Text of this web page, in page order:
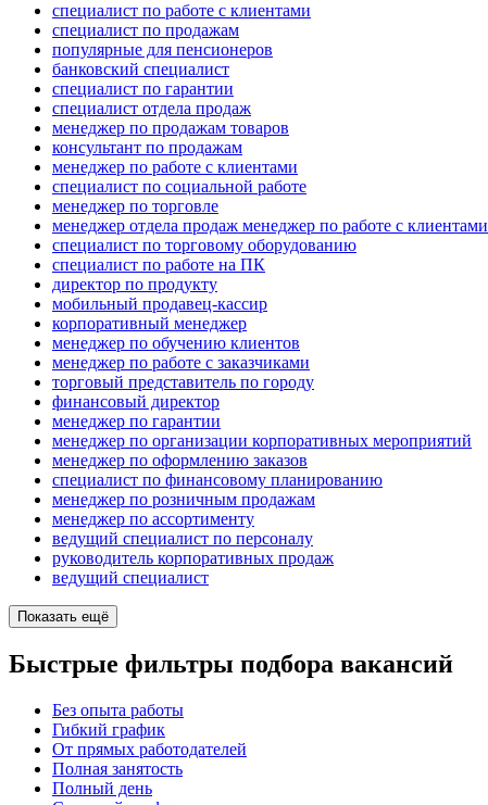
специалист по работе с клиентами
специалист по продажам
популярные для пенсионеров
банковский специалист
специалист по гарантии
специалист отдела продаж
менеджер по продажам товаров
консультант по продажам
менеджер по работе с клиентами
специалист по социальной работе
менеджер по торговле
менеджер отдела продаж менеджер по работе с клиентами
специалист по торговому оборудованию
специалист по работе на ПК
директор по продукту
мобильный продавец-кассир
корпоративный менеджер
менеджер по обучению клиентов
менеджер по работе с заказчиками
торговый представитель по городу
финансовый директор
менеджер по гарантии
менеджер по организации корпоративных мероприятий
менеджер по оформлению заказов
специалист по финансовому планированию
менеджер по розничным продажам
менеджер по ассортименту
ведущий специалист по персоналу
руководитель корпоративных продаж
ведущий специалист
Показать ещё
Быстрые фильтры подбора вакансий
Без опыта работы
Гибкий график
От прямых работодателей
Полная занятость
Полный день